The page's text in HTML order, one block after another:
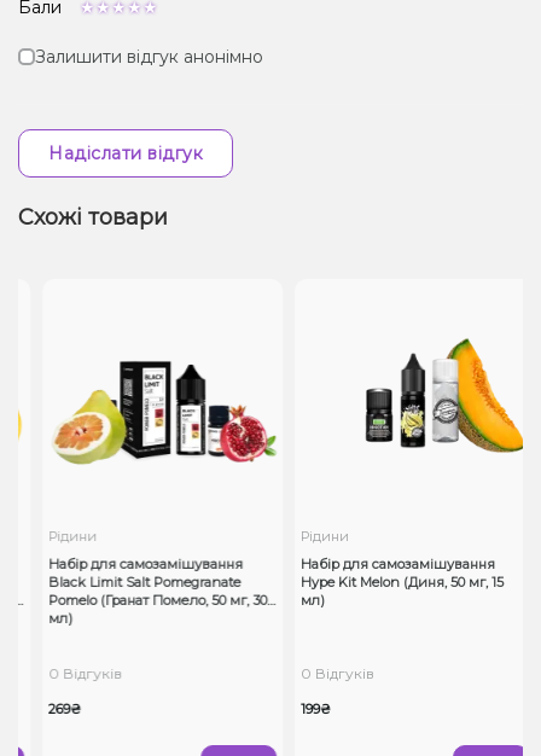
Бали
Залишити відгук анонімно
Надіслати відгук
Схожі товари
Рідини
Набір для самозамішування
Black Limit Salt Pomegranate
Pomelo (Гранат Помело, 50 мг, 30
мл)
0 Відгуків
269₴
Рідини
Набір для самозамішування
Hype Kit Melon (Диня, 50 мг, 15
мл)
0 Відгуків
199₴